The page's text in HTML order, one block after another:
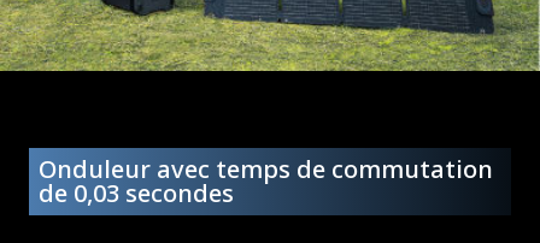
Onduleur avec temps de commutation
de 0,03 secondes